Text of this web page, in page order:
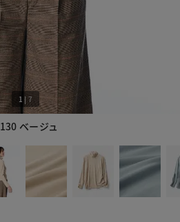
130 ベージュ
1 | 7